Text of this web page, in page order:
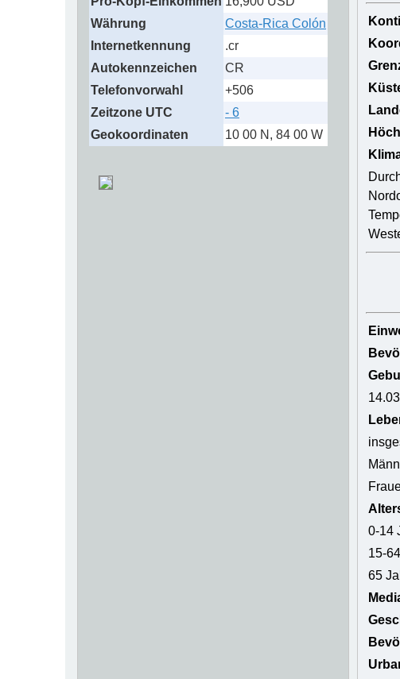
Währung
Costa-Rica Colón
Internetkennung
.cr
Autokennzeichen
CR
Telefonvorwahl
+506
Zeitzone UTC
- 6
Geokoordinaten
10 00 N, 84 00 W
0-14
15-
65